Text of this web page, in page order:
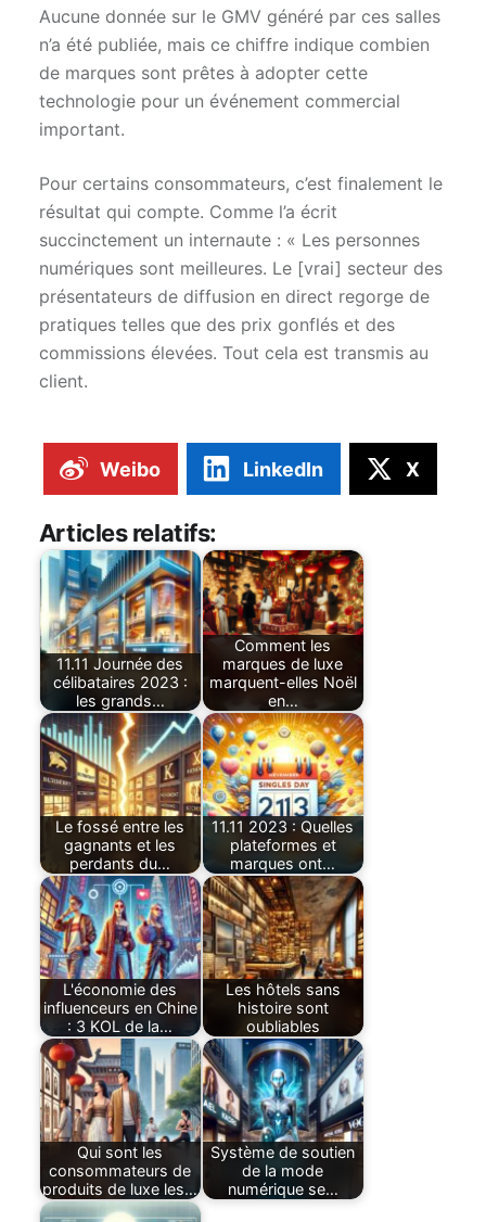
Aucune donnée sur le GMV généré par ces salles
n’a été publiée, mais ce chiffre indique combien
de marques sont prêtes à adopter cette
technologie pour un événement commercial
important.
Pour certains consommateurs, c’est finalement le
résultat qui compte. Comme l’a écrit
succinctement un internaute : « Les personnes
numériques sont meilleures. Le [vrai] secteur des
présentateurs de diffusion en direct regorge de
pratiques telles que des prix gonflés et des
commissions élevées. Tout cela est transmis au
client.
Weibo LinkedIn X
Articles relatifs:
11.11 Journée des
célibataires 2023 :
les grands…
Comment les
marques de luxe
marquent-elles Noël
en…
Le fossé entre les
gagnants et les
perdants du…
11.11 2023 : Quelles
plateformes et
marques ont…
L'économie des
influenceurs en Chine
: 3 KOL de la…
Les hôtels sans
histoire sont
oubliables
Qui sont les
consommateurs de
produits de luxe les…
Système de soutien
de la mode
numérique se…